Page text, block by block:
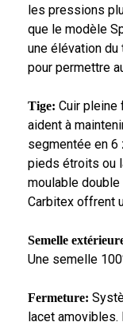
les pressions
que le modèle
une élévation du
pour permettre
Tige: Cuir pleine
aident à
segmentée en 6
pieds étroits ou
moulable double
Carbitex offrent
Semelle
Une semelle
Fermeture:
lacet